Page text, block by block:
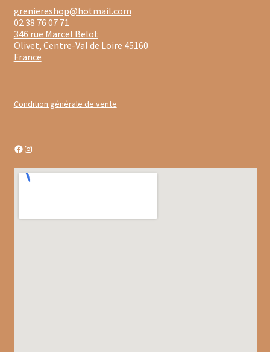
Waterdrop
Gourmandises salées
Biscuits de chambord
greniereshop@hotmail.com
02 38 76 07 71
346 rue Marcel Belot
Olivet, Centre-Val de Loire 45160
France
Condition générale de vente
Facebook
Instagram